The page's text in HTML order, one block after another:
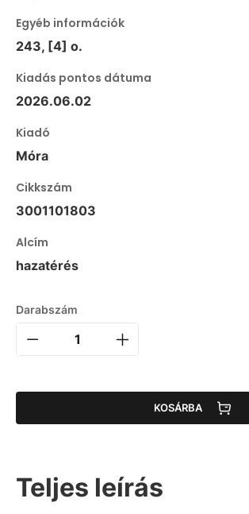
Egyéb információk
243, [4] o.
Kiadás pontos dátuma
2026.06.02
Kiadó
Móra
Cikkszám
3001101803
Alcím
hazatérés
Darabszám
KOSÁRBA
Teljes leírás